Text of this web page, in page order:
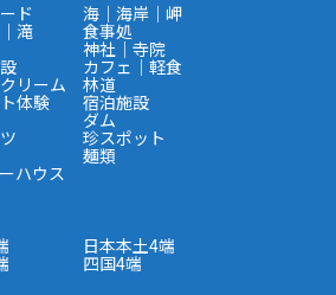
ド 海｜海岸｜岬
滝 食事処
神社｜寺院
カフェ｜軽食
リーム 林道
体験 宿泊施設
ダム
珍スポット
麺類
ハウス
日本本土4端
四国4端